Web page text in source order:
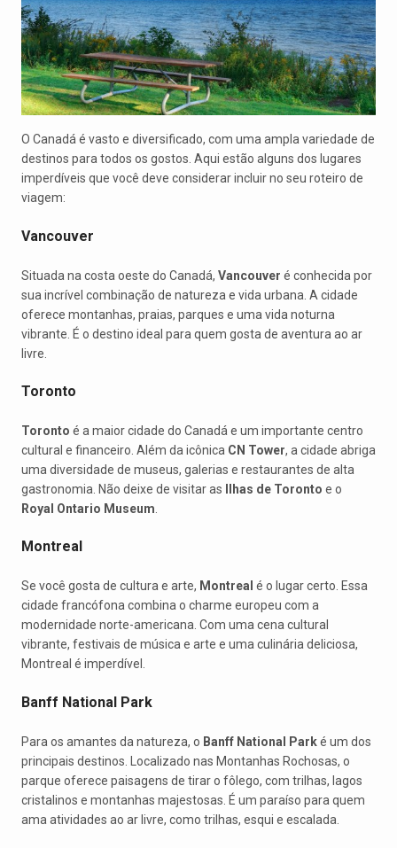
O Canadá é vasto e diversificado, com uma ampla variedade de
destinos para todos os gostos. Aqui estão alguns dos lugares
imperdíveis que você deve considerar incluir no seu roteiro de
viagem:
Vancouver
Situada na costa oeste do Canadá, Vancouver é conhecida por
sua incrível combinação de natureza e vida urbana. A cidade
oferece montanhas, praias, parques e uma vida noturna
vibrante. É o destino ideal para quem gosta de aventura ao ar
livre.
Toronto
Toronto é a maior cidade do Canadá e um importante centro
cultural e financeiro. Além da icônica CN Tower, a cidade abriga
uma diversidade de museus, galerias e restaurantes de alta
gastronomia. Não deixe de visitar as
Ilhas de Toronto e o
Royal Ontario Museum
Montreal
Se você gosta de cultura e arte, Montreal é o lugar certo. Essa
cidade francófona combina o charme europeu com a
modernidade norte-americana. Com uma cena cultural
vibrante, festivais de música e arte e uma culinária deliciosa,
Montreal é imperdível.
Banff National Park
Para os amantes da natureza, o Banff National Parké um dos
principais destinos. Localizado nas Montanhas Rochosas, o
parque oferece paisagens de tirar o fôlego, com trilhas, lagos
cristalinos e montanhas majestosas. É um paraíso para quem
ama atividades ao ar livre, como trilhas, esqui e escalada.